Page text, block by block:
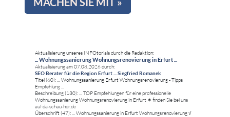
Aktualisierung unseres INFOtorials durch die Redaktion:
... Wohnungssanierung Wohnungsrenovierung in Erfurt ...
Aktualisierung am 07.08.2026 durch:
SEO Berater für die Region Erfurt ... Siegfried Romanek
Titel (60): ... Wohnungssanierung Erfurt Wohnungsrenovierung - Tipps
Empfehlung ...
Beschreibung (130): ... TOP Empfehlungen für eine professionelle
Wohnungssanierung Wohnungsrenovierung in Erfurt ✶ finden Sie bei uns
auf da-schau-her.de
Überschrift (47): ... Wohnungssanierung in Erfurt Wohnungsrenovierung √